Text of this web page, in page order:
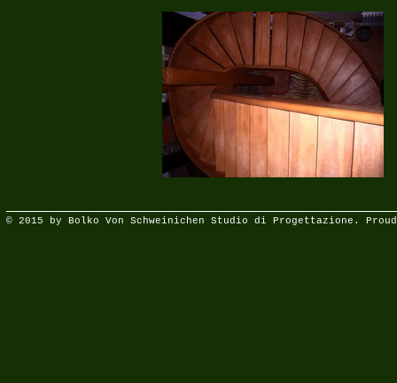
© 2015 by Bolko Von Schweinichen Studio di Progettazione.